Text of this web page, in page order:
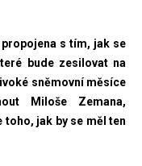
s tím, jak se
bude zesilovat na
sněmovní měsíce
Miloše Zemana,
toho, jak by se měl ten